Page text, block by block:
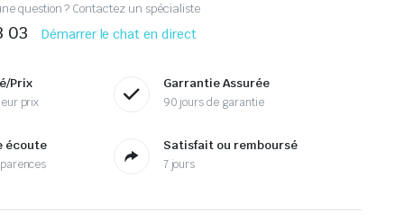
question ? Contactez un spécialiste
03 Démarrer le chat en direct
Prix
prix
Garrantie Assurée
90 jours de garantie
écoute Satisfait ou remboursé
7 jours